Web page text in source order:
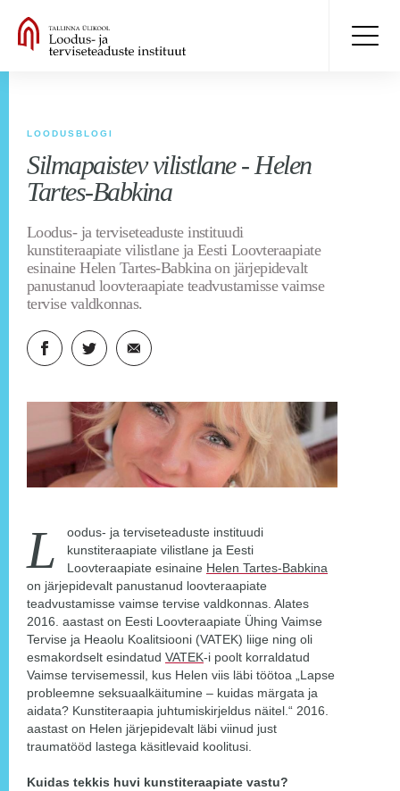
LOODUSBLOGI
Silmapaistev vilistlane - Helen
Tartes-Babkina
Loodus- ja terviseteaduste instituudi
kunstiteraapiate vilistlane ja Eesti Loovteraapiate
esinaine Helen Tartes-Babkina on järjepidevalt
panustanud loovteraapiate teadvustamisse vaimse
tervise valdkonnas.
L
oodus- ja terviseteaduste instituudi
kunstiteraapiate vilistlane ja Eesti
Loovteraapiate esinaine Helen Tartes-Babkina
on järjepidevalt panustanud loovteraapiate
teadvustamisse vaimse tervise valdkonnas. Alates
2016. aastast on Eesti Loovteraapiate Ühing Vaimse
Tervise ja Heaolu Koalitsiooni (VATEK) liige ning oli
esmakordselt esindatud VATEK-i poolt korraldatud
Vaimse tervisemessil, kus Helen viis läbi töötoa „Lapse
probleemne seksuaalkäitumine – kuidas märgata ja
aidata? Kunstiteraapia juhtumiskirjeldus näitel.“ 2016.
aastast on Helen järjepidevalt läbi viinud just
traumatööd lastega käsitlevaid koolitusi.
Kuidas tekkis huvi kunstiteraapiate vastu?